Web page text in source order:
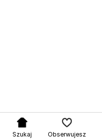
Szukaj Obserwujesz